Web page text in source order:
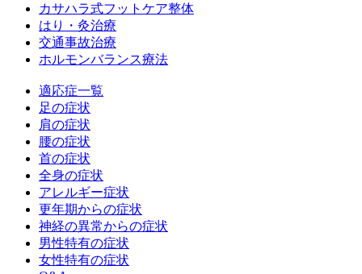
カサハラ式フットケア整体
はり・灸治療
交通事故治療
ホルモンバランス療法
適応症一覧
足の症状
肩の症状
腰の症状
首の症状
全身の症状
アレルギー症状
更年期からの症状
神経の異常からの症状
男性特有の症状
女性特有の症状